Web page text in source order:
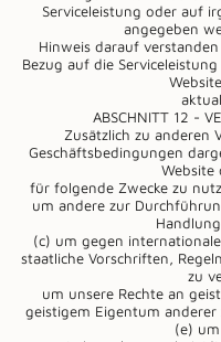
Serviceleistung oder auf
angegeben
Hinweis darauf
Bezug auf die
ABSCHNITT 12 -
Zusätzlich zu anderen
Geschäftsbedingungen
Website
für folgende Zwecke zu
um andere zur
(c) um gegen
staatliche Vorschriften,
zu
um unsere Rechte an
geistigem Eigentum
(e)